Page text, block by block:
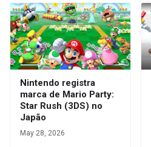
Nintendo registra
marca de Mario Party:
Star Rush (3DS) no
Japão
May 28, 2026